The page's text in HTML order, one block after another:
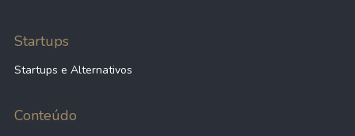
Startups
Startups e Alternativos
Conteúdo